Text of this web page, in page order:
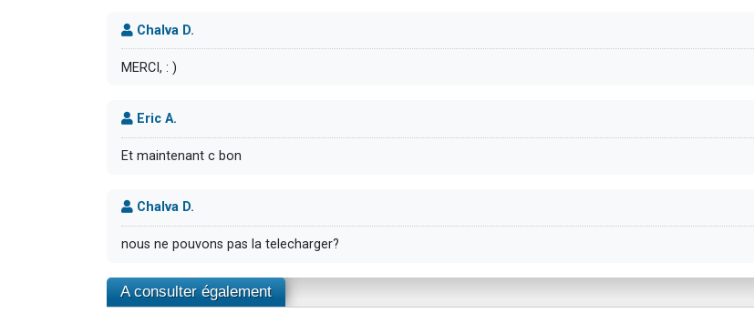
Chalva D.
MERCI, : )
Eric A.
Et maintenant c bon
Chalva D.
nous ne pouvons pas la telecharger?
A consulter également